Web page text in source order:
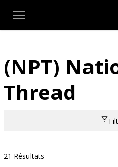
(NPT)
Thread
21 Résultats